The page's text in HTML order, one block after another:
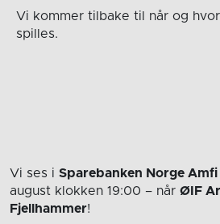
Vi kommer tilbake til når og hvor
spilles.
Vi ses i Sparebanken Norge Amfi
august klokken 19:00 – når ØIF
Fjellhammer!